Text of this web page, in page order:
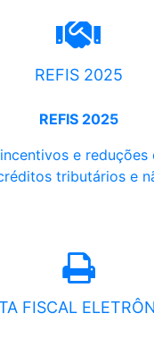
REFIS 2025
REFIS 2025
e reduções
tributários e
FISCAL